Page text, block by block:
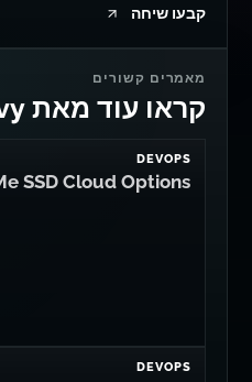
קבעו שיחה
מאמרים קשורים
קראו עוד מאת Dan Levy
DEVOPS
SSD Cloud Options
DEVOPS